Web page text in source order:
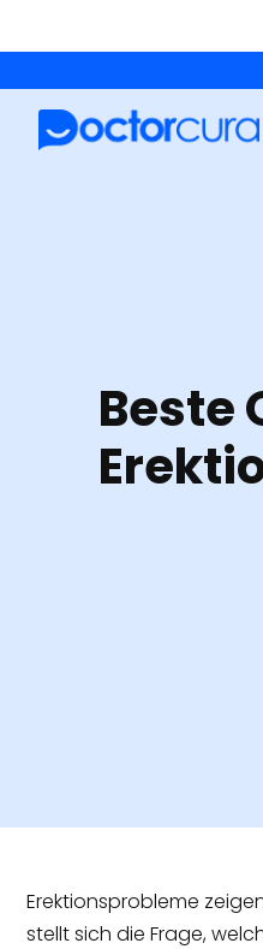
Beste
Erektionsprobleme
stellt sich die Frage,